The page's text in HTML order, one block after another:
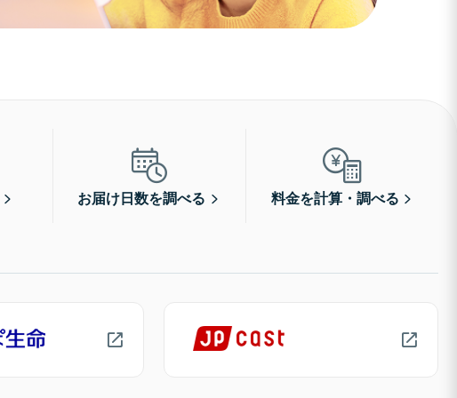
お届け日数を調べる 料金を計算・調べる